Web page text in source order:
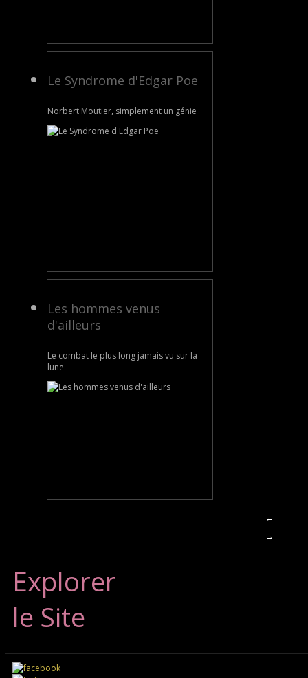
Le Syndrome d'Edgar Poe
Norbert Moutier, simplement un génie
Les hommes venus
d'ailleurs
Le combat le plus long jamais vu sur la
lune
←
→
Explorer
le Site